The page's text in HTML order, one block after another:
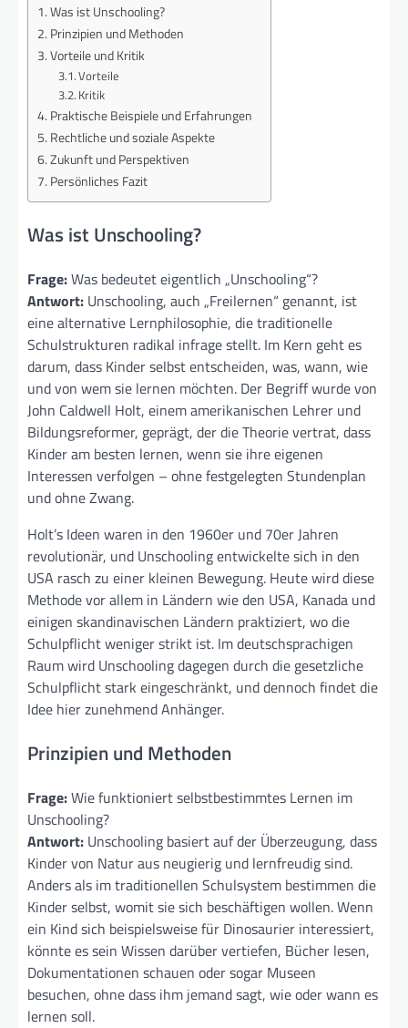
Was ist Unschooling?
Prinzipien und Methoden
Vorteile und Kritik
Vorteile
Kritik
Praktische Beispiele und Erfahrungen
Rechtliche und soziale Aspekte
Zukunft und Perspektiven
Persönliches Fazit
Was ist Unschooling?
Frage:Was bedeutet eigentlich „Unschooling“?
Antwort: Unschooling, auch „Freilernen“ genannt, ist
eine alternative Lernphilosophie, die traditionelle
Schulstrukturen radikal infrage stellt. Im Kern geht es
darum, dass Kinder selbst entscheiden, was, wann, wie
und von wem sie lernen möchten. Der Begriff wurde von
John Caldwell Holt, einem amerikanischen Lehrer und
Bildungsreformer, geprägt, der die Theorie vertrat, dass
Kinder am besten lernen, wenn sie ihre eigenen
Interessen verfolgen – ohne festgelegten Stundenplan
und ohne Zwang.
Holt’s Ideen waren in den 1960er und 70er Jahren
revolutionär, und Unschooling entwickelte sich in den
USA rasch zu einer kleinen Bewegung. Heute wird diese
Methode vor allem in Ländern wie den USA, Kanada und
einigen skandinavischen Ländern praktiziert, wo die
Schulpflicht weniger strikt ist. Im deutschsprachigen
Raum wird Unschooling dagegen durch die gesetzliche
Schulpflicht stark eingeschränkt, und dennoch findet die
Idee hier zunehmend Anhänger.
Prinzipien und Methoden
Frage:Wie funktioniert selbstbestimmtes Lernen im
Unschooling?
Antwort: Unschooling basiert auf der Überzeugung, dass
Kinder von Natur aus neugierig und lernfreudig sind.
Anders als im traditionellen Schulsystem bestimmen die
Kinder selbst, womit sie sich beschäftigen wollen. Wenn
ein Kind sich beispielsweise für Dinosaurier interessiert,
könnte es sein Wissen darüber vertiefen, Bücher lesen,
Dokumentationen schauen oder sogar Museen
besuchen, ohne dass ihm jemand sagt, wie oder wann es
lernen soll.